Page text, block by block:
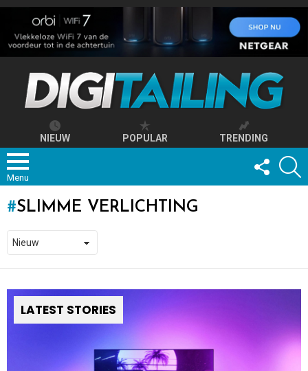
NIEUW POPULAR TRENDING
Menu
FOLLOW
US
SLIMME VERLICHTING
LATEST STORIES